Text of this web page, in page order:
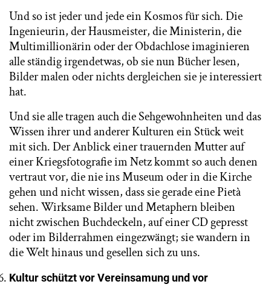
Und so ist jeder und jede ein Kosmos für sich. Die
Ingenieurin, der Hausmeister, die Ministerin, die
Multimillionärin oder der Obdachlose imaginieren
alle ständig irgendetwas, ob sie nun Bücher lesen,
Bilder malen oder nichts dergleichen sie je interessiert
hat.
Und sie alle tragen auch die Sehgewohnheiten und das
Wissen ihrer und anderer Kulturen ein Stück weit
mit sich. Der Anblick einer trauernden Mutter auf
einer Kriegsfotografie im Netz kommt so auch denen
vertraut vor, die nie ins Museum oder in die Kirche
gehen und nicht wissen, dass sie gerade eine Pietà
sehen. Wirksame Bilder und Metaphern bleiben
nicht zwischen Buchdeckeln, auf einer CD gepresst
oder im Bilderrahmen eingezwängt; sie wandern in
die Welt hinaus und gesellen sich zu uns.
Kultur schützt vor Vereinsamung und vor